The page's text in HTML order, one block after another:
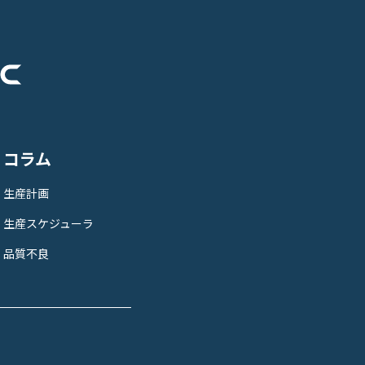
コラム
生産計画
生産スケジューラ
品質不良